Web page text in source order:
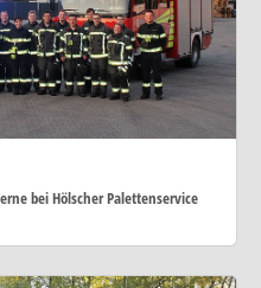
bei Hölscher Palettenservice